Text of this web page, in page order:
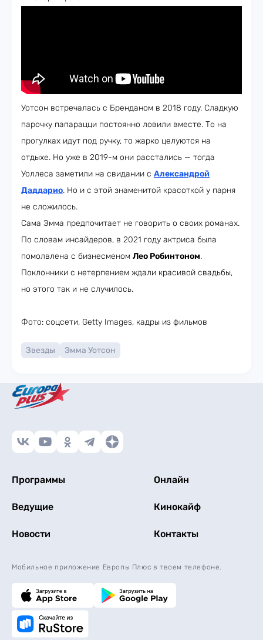
Уотсон встречалась с Бренданом в 2018 году. Сладкую
парочку папарацци постоянно ловили вместе. То на
прогулках идут под ручку, то жарко целуются на
отдыхе. Но уже в 2019-м они расстались — тогда
Уоллеса заметили на свидании с Александрой
Даддарио. Но и с этой знаменитой красоткой у парня
не сложилось.
Сама Эмма предпочитает не говорить о своих романах.
По словам инсайдеров, в 2021 году актриса была
помолвлена с бизнесменом Лео Робинтоном.
Поклонники с нетерпением ждали красивой свадьбы,
но этого так и не случилось.
Фото: соцсети, Getty Images, кадры из фильмов
Звезды Эмма Уотсон
Программы Онлайн
Ведущие Кинокайф
Новости Контакты
Мобильное приложение Европы Плюс в твоем телефоне.